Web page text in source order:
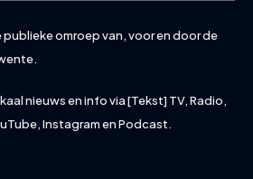
omroep van, voor en door de
nieuws en info via [Tekst] TV, Radio,
Instagram en Podcast.